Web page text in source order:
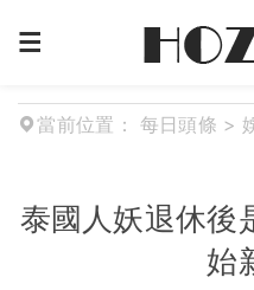
當前位置： 每日頭條 >
泰國人妖退休後
始